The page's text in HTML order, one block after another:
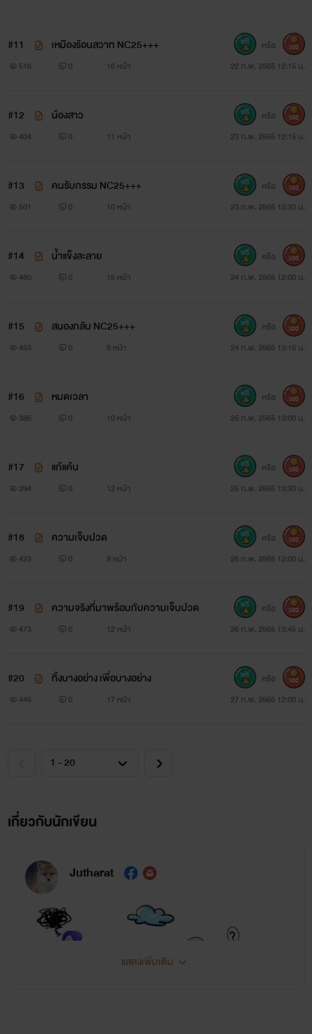
เขาจะทำอย่างไร
เมื่อการแก้แค้นของเขาทำให้เขาถลำลึกเข้าไปใน
ห้วงพิศวาท
ของน้องสาวบุญธรรม
รักครั้งนี้จะจบลงอย่างไร ติดตามได้
***นิยายเรื่องนี้เป็นนิยายอีโรติก 25+***
ฝากติดตามกันด้วยนะคะ ^^
#11 เหมืองร้อนสวาท NC25+++
516 0 16 หน้า 22 ก.พ. 2565 12:15 น.
หรือ 300
#12 น้องสาว
404 0 11 หน้า 23 ก.พ. 2565 12:15 น.
หรือ 300
#13 คนรับกรรม NC25+++
501 0 10 หน้า 23 ก.พ. 2565 13:30 น.
หรือ 300
#14 น้ำแข็งละลาย
480 0 15 หน้า 24 ก.พ. 2565 12:00 น.
หรือ 300
#15 สนองกลับ NC25+++
453 0 8 หน้า 24 ก.พ. 2565 13:15 น.
หรือ 300
#16 หมดเวลา
386 0 10 หน้า 25 ก.พ. 2565 13:00 น.
หรือ 300
#17 แก้แค้น
394 0 12 หน้า 25 ก.พ. 2565 13:30 น.
หรือ 300
#18 ความเจ็บปวด
423 0 9 หน้า 26 ก.พ. 2565 12:00 น.
หรือ 300
#19 ความจริงที่มาพร้อมกับความเจ็บปวด
473 0 12 หน้า 26 ก.พ. 2565 13:45 น.
หรือ 300
#20 ทิ้งบางอย่าง เพื่อบางอย่าง
445 0 17 หน้า 27 ก.พ. 2565 12:00 น.
หรือ 300
เกี่ยวกับนักเขียน
Jutharat
แสดงเพิ่มเติม